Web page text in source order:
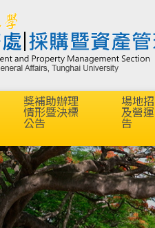
獎補助辦理
情形暨決標
公告
場地
及營
告